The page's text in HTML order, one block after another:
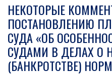
НЕКОТОРЫЕ
ПОСТАНОВЛЕНИЮ
СУДА «ОБ
СУДАМИ В ДЕЛАХ О
(БАНКРОТСТВЕ)